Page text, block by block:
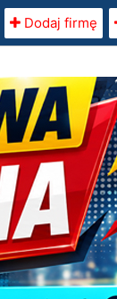
Dodaj firmę